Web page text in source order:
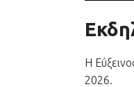
Η
2026.